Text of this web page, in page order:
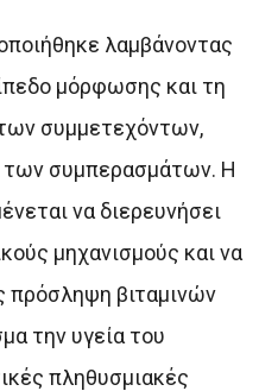
λαμβάνοντας
μόρφωσης και τη
συμμετεχόντων,
των συμπερασμάτων. Η
να διερευνήσει
μηχανισμούς και να
πρόσληψη βιταμινών
την υγεία του
πληθυσμιακές